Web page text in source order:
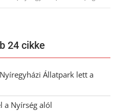
24 cikke
Állatpark lett a
a Nyírség alól